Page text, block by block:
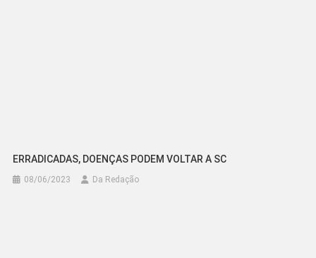
ERRADICADAS, DOENÇAS PODEM VOLTAR A SC
08/06/2023 Da Redação